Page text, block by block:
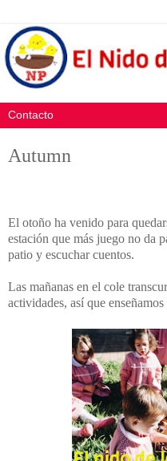
Autumn
El otoño ha venido para
estación que más juego no da
patio y escuchar cuentos.
Las mañanas en el cole
actividades, así que